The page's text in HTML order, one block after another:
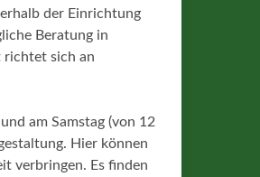
der Einrichtung
Beratung in
richtet sich an
am Samstag (von 12
Hier können
verbringen. Es finden